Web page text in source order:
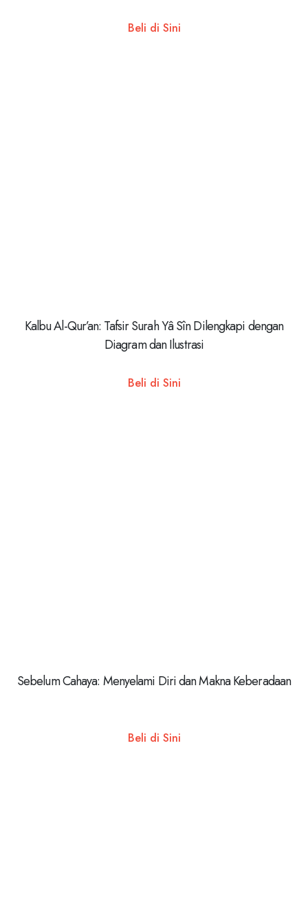
Beli di Sini
Kalbu Al-Qur’an: Tafsir Surah Yâ Sîn Dilengkapi dengan
Diagram dan Ilustrasi
Beli di Sini
Sebelum Cahaya: Menyelami Diri dan Makna Keberadaan
Beli di Sini